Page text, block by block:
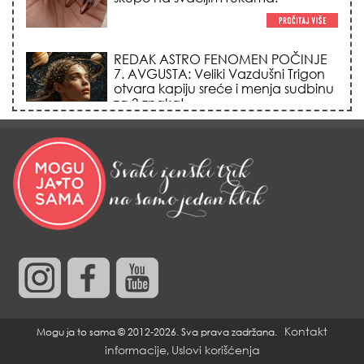
LJUDI U SRBIJI MASOVNO KUPUJU
OVO ČUDO OD 200 DINARA: Trik sa
peškirom i ledom koji rashlađuje stan
na +35 za 10 minuta (BEZ KLIME)!
DATUMI KOJI MENJAJU SUDBINU:
Ošišajte se OVIH dana u mesecu
ako želite da vam kosa raste kao iz
vode i privučete novu ljubav!
KREĆE SEZONA LAVA: 5 tajnih
osobina kraljeva horoskopa zbog
kojih ih svi tajno obožavaju (ili im
Mogu ja to sama © 2012-2026. Sva prava zadržana. Kontakt
informacije, Uslovi korišćenja